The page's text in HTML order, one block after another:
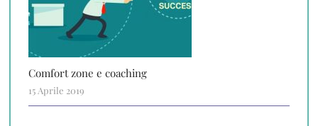
Comfort zone e coaching
15 Aprile 2019